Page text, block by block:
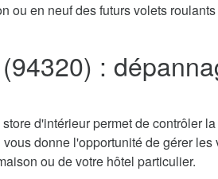
ou en neuf des futurs volets
:
d'intérieur permet de contrôler la
donne l'opportunité de gérer les
ou de votre hôtel particulier.